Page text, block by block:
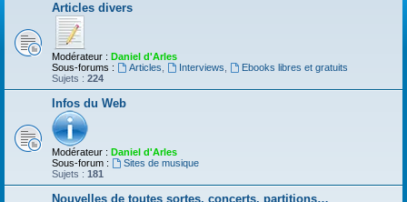
Articles divers
Modérateur : Daniel d'Arles
Sous-forums :
Articles Interviews
Ebooks libres et gratuits
Sujets : 224
Infos du Web
Modérateur : Daniel d'Arles
Sous-forum :
Sites de musique
Sujets : 181
Nouvelles de toutes sortes, concerts, partitions…